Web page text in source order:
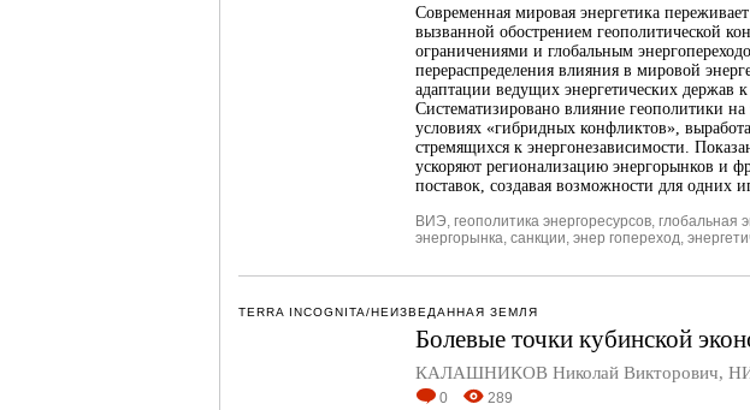
Современная мировая энергетика
вызванной обострением геополитической
ограничениями и глобальным
перераспределения влияния в мировой
адаптации ведущих энергетических держав
Систематизировано влияние геополитики на
условиях «гибридных конфликтов»,
стремящихся к энергонезависимости.
ускоряют регионализацию энергорынков и
поставок, создавая возможности для одних
ВИЭ, геополитика энергоресурсов, глобальная
энергорынка, санкции, энер гопереход,
TERRA INCOGNITA/НЕИЗВЕДАННАЯ ЗЕМЛЯ
Болевые точки кубинской
КАЛАШНИКОВ Николай Викторович,
0 289